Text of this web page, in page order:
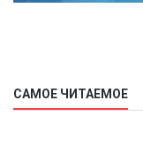
САМОЕ ЧИТАЕМОЕ